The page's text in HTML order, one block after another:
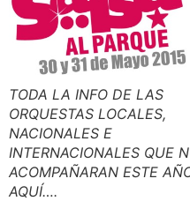
TODA LA INFO DE LAS
ORQUESTAS LOCALES,
NACIONALES E
INTERNACIONALES QUE
ACOMPAÑARAN ESTE
AQUÍ….